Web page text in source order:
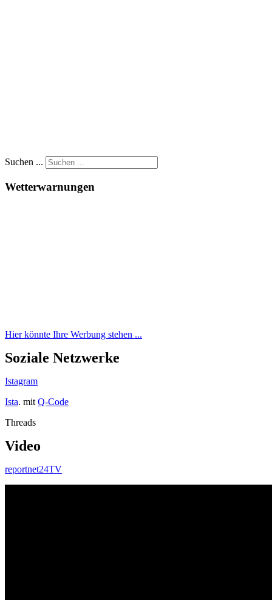
Suchen ...
Wetterwarnungen
Hier könnte Ihre Werbung stehen ...
Soziale Netzwerke
Istagram
Ista. mit Q-Code
Threads
Video
reportnet24TV